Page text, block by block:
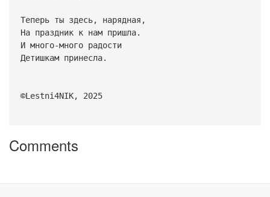
Теперь ты здесь, нарядная,
На праздник к нам пришла.
И много-много радости
Детишкам принесла.
©️Lestni4NIK, 2025
Comments